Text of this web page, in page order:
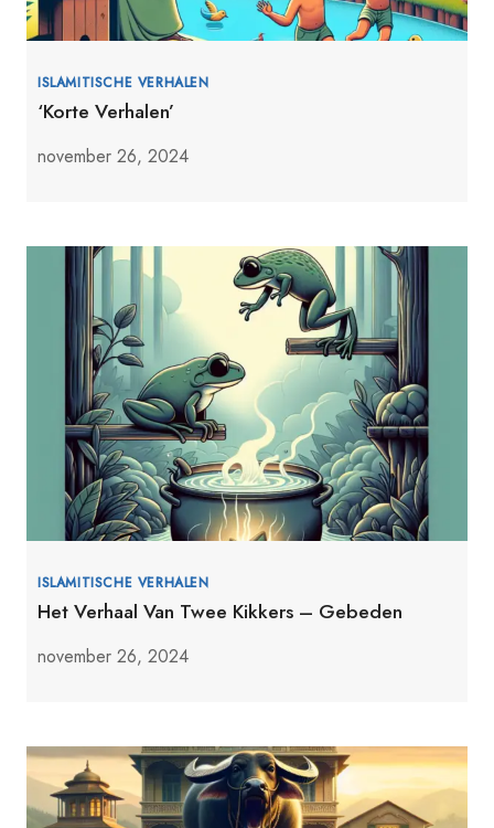
ISLAMITISCHE VERHALEN
‘Korte Verhalen’
november 26, 2024
ISLAMITISCHE VERHALEN
Het Verhaal Van Twee Kikkers – Gebeden
november 26, 2024